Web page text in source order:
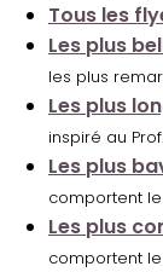
Tous les
Les plus
les plus
Les plus
inspiré au
Les plus
comportent le
Les plus
comportent le